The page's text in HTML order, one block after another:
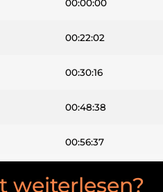
00:00:00
00:22:02
00:30:16
00:48:38
00:56:37
00:59:48
weiterlesen?